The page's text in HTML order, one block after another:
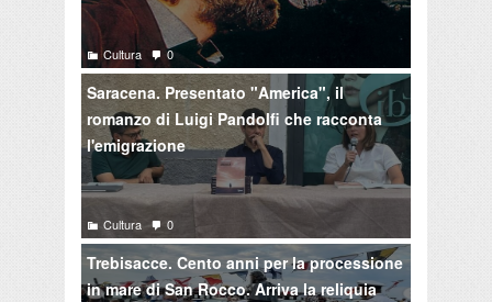
Cultura 0
Saracena. Presentato "America", il
romanzo di Luigi Pandolfi che racconta
l'emigrazione
Cultura 0
Trebisacce. Cento anni per la processione
in mare di San Rocco. Arriva la reliquia